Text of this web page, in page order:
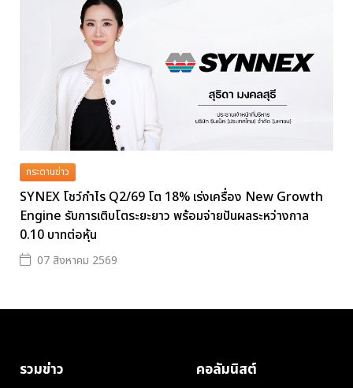
กระดานข่าว
SYNEX โชว์กำไร Q2/69 โต 18% เร่งเครื่อง New Growth
Engine รับการเติบโตระยะยาว พร้อมจ่ายปันผลระหว่างกาล
0.10 บาทต่อหุ้น
07 สิงหาคม 2569
รวมข่าว คอลัมนิสต์